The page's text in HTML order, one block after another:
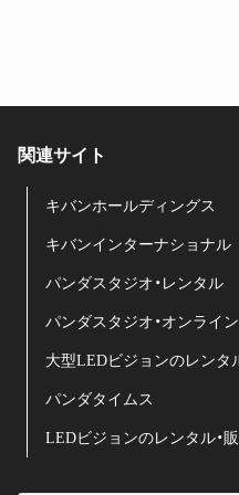
関連サイト
キバンホールディングス
キバンインターナショナル
パンダスタジオ・レンタル
パンダスタジオ・オンライ
大型LEDビジョンのレンタ
パンダタイムス
LEDビジョンのレンタル・